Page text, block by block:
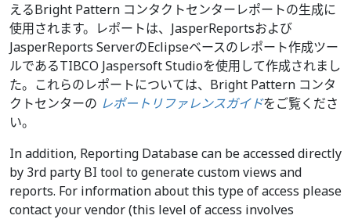
えるBright Pattern コンタクトセンターレポートの生成に
使用されます。レポートは、JasperReportsおよび
JasperReports ServerのEclipseベースのレポート作成ツー
ルであるTIBCO Jaspersoft Studioを使用して作成されまし
た。これらのレポートについては、Bright Pattern コンタ
クトセンターの レポートリファレンスガイドをご覧くださ
い。
In addition, Reporting Database can be accessed directly
by 3rd party BI tool to generate custom views and
reports. For information about this type of access please
contact your vendor (this level of access involves